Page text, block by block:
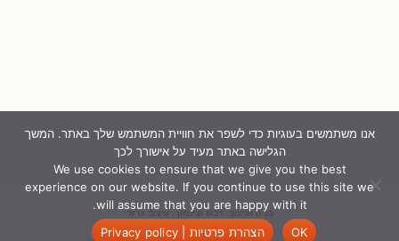
בניה ועיצוב: דבש וצינמון - עיצוב גרפי
אנו משתמשים בעוגיות כדי לשפר את חוויית המשתמש שלך באתר. המשך
הגלישה באתר מעיד על אישורך לכך
We use cookies to ensure that we give you the best
experience on our website. If you continue to use this site we
will assume that you are happy with it.
OK
הצהרת פרטיות | Privacy policy